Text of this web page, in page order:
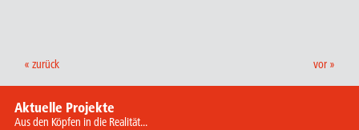
« zurück vor »
Aktuelle Projekte
Aus den Köpfen in die Realität...